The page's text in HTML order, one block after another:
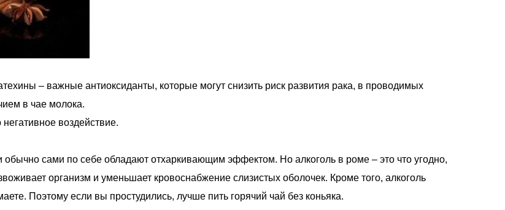
– важные антиоксиданты, которые могут снизить риск развития рака, в проводимых
в чае молока.
воздействие.
обычно сами по себе обладают отхаркивающим эффектом. Но алкоголь в роме – это что угодно,
организм и уменьшает кровоснабжение слизистых оболочек. Кроме того, алкоголь
Поэтому если вы простудились, лучше пить горячий чай без коньяка.